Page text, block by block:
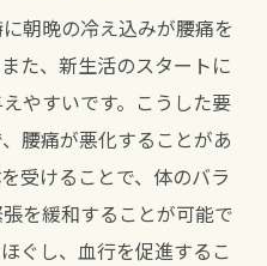
朝晩の冷え込みが腰痛を
た、新生活のスタートに
やすいです。こうした要
腰痛が悪化することがあ
受けることで、体のバラ
を緩和することが可能で
ぐし、血行を促進するこ